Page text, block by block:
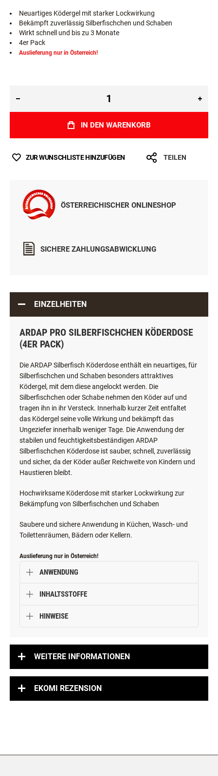
Neuartiges Ködergel mit starker Lockwirkung
Bekämpft zuverlässig Silberfischchen und Schaben
Wirkt schnell und bis zu 3 Monate
4er Pack
Auslieferung nur in Österreich!
IN DEN WARENKORB
ZUR WUNSCHLISTE HINZUFÜGEN TEILEN
ÖSTERREICHISCHER ONLINESHOP
SICHERE ZAHLUNGSABWICKLUNG
EINZELHEITEN
ARDAP PRO SILBERFISCHCHEN KÖDERDOSE
(4ER PACK)
Die ARDAP Silberfisch Köderdose enthält ein neuartiges, für
Silberfischchen und Schaben besonders attraktives
Ködergel, mit dem diese angelockt werden. Die
Silberfischchen oder Schabe nehmen den Köder auf und
tragen ihn in ihr Versteck. Innerhalb kurzer Zeit entfaltet
das Ködergel seine volle Wirkung und bekämpft das
Ungeziefer innerhalb weniger Tage. Die Anwendung der
stabilen und feuchtigkeitsbeständigen ARDAP
Silberfischchen Köderdose ist sauber, schnell, zuverlässig
und sicher, da der Köder außer Reichweite von Kindern und
Haustieren bleibt.
Hochwirksame Köderdose mit starker Lockwirkung zur
Bekämpfung von Silberfischchen und Schaben
Saubere und sichere Anwendung in Küchen, Wasch- und
Toilettenräumen, Bädern oder Kellern.
Auslieferung nur in Österreich!
ANWENDUNG
INHALTSSTOFFE
HINWEISE
WEITERE INFORMATIONEN
EKOMI REZENSION